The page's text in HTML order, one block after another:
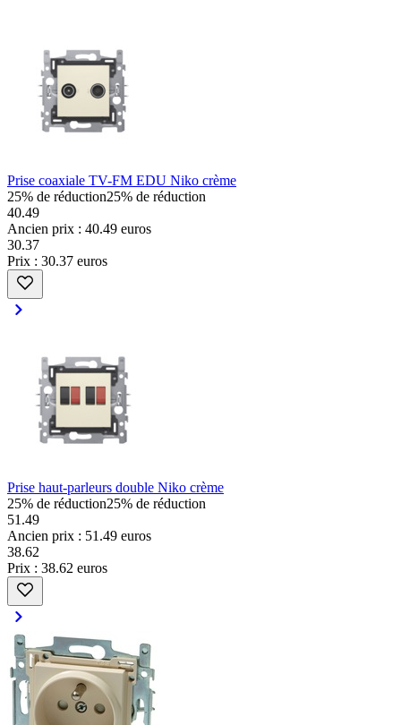
Prise coaxiale TV-FM EDU Niko crème
25% de réduction25% de réduction
40.49
Ancien prix : 40.49 euros
30.37
Prix : 30.37 euros
Prise haut-parleurs double Niko crème
25% de réduction25% de réduction
51.49
Ancien prix : 51.49 euros
38.62
Prix : 38.62 euros